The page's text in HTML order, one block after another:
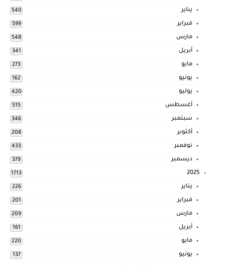
يناير 540
فبراير 599
مارس 548
أبريل 341
مايو 273
يونيو 162
يوليو 420
أغسطس 515
سبتمبر 346
أكتوبر 208
نوفمبر 433
ديسمبر 379
2025
1713
يناير 226
فبراير 201
مارس 209
أبريل 161
مايو 220
يونيو 137